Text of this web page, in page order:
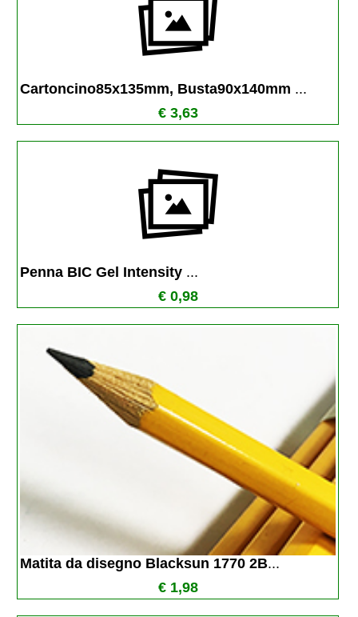
Cartoncino85x135mm, Busta90x140mm ...
€ 3,63
Penna BIC Gel Intensity ...
€ 0,98
Matita da disegno Blacksun 1770 2B...
€ 1,98